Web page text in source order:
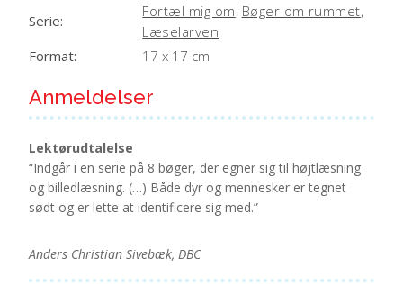
Serie:
Fortæl mig om, Bøger om rummet,
Læselarven
Format:
17 x 17 cm
Anmeldelser
Lektørudtalelse
“Indgår i en serie på 8 bøger, der egner sig til højtlæsning
og billedlæsning. (…) Både dyr og mennesker er tegnet
sødt og er lette at identificere sig med.”
Anders Christian Sivebæk, DBC